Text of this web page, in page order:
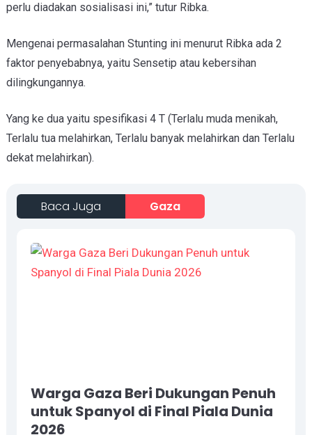
perlu diadakan sosialisasi ini,” tutur Ribka.
Mengenai permasalahan Stunting ini menurut Ribka ada 2
faktor penyebabnya, yaitu Sensetip atau kebersihan
dilingkungannya.
Yang ke dua yaitu spesifikasi 4 T (Terlalu muda menikah,
Terlalu tua melahirkan, Terlalu banyak melahirkan dan Terlalu
dekat melahirkan).
Baca Juga Gaza
Warga Gaza Beri Dukungan Penuh
untuk Spanyol di Final Piala Dunia
2026